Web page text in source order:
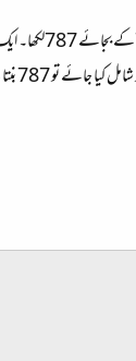
1: عموما تسمیہ کو